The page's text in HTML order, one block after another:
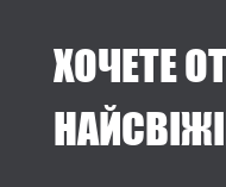
ХОЧЕТЕ